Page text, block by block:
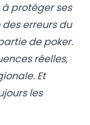
protéger ses
des erreurs du
de poker.
réelles,
Et
les